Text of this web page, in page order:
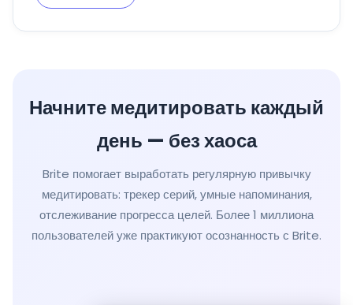
Начните медитировать каждый
день — без хаоса
Brite помогает выработать регулярную привычку
медитировать: трекер серий, умные напоминания,
отслеживание прогресса целей. Более 1 миллиона
пользователей уже практикуют осознанность с Brite.